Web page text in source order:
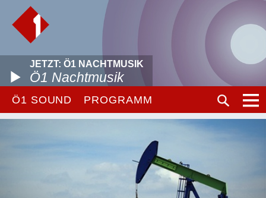
JETZT: Ö1 NACHTMUSIK
Ö1 Nachtmusik
Ö1 SOUND PROGRAMM